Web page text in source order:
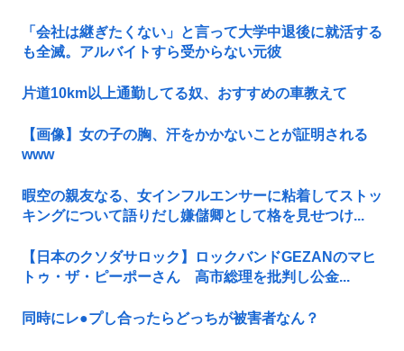
「会社は継ぎたくない」と言って大学中退後に就活する
も全滅。アルバイトすら受からない元彼
片道10km以上通勤してる奴、おすすめの車教えて
【画像】女の子の胸、汗をかかないことが証明される
www
暇空の親友なる、女インフルエンサーに粘着してストッ
キングについて語りだし嫌儲卿として格を見せつけ...
【日本のクソダサロック】ロックバンドGEZANのマヒ
トゥ・ザ・ピーポーさん 高市総理を批判し公金...
同時にレ●プし合ったらどっちが被害者なん？